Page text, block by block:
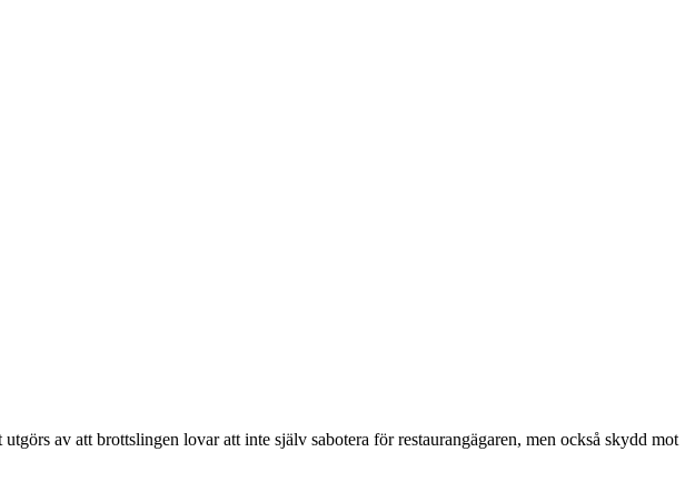
av att brottslingen lovar att inte själv sabotera för restaurangägaren, men också skydd mot